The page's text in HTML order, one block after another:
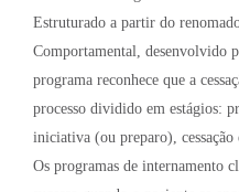
Estruturado a partir do
Comportamental, desenvolvido
programa reconhece que a
processo dividido em estágios:
iniciativa (ou preparo), cessação
Os programas de internamento